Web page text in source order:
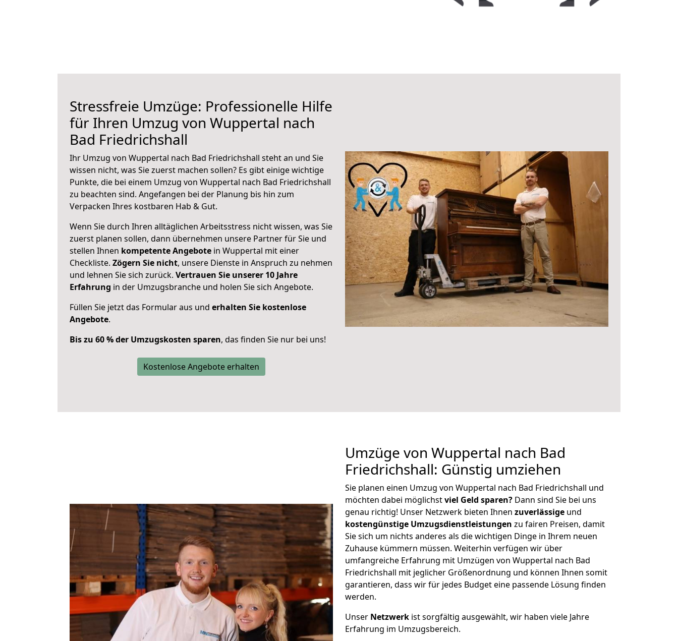
Stressfreie Umzüge: Professionelle Hilfe
für Ihren Umzug von Wuppertal nach
Bad Friedrichshall
Ihr Umzug von Wuppertal nach Bad Friedrichshall steht an und Sie
wissen nicht, was Sie zuerst machen sollen? Es gibt einige wichtige
Punkte, die bei einem Umzug von Wuppertal nach Bad Friedrichshall
zu beachten sind. Angefangen bei der Planung bis hin zum
Verpacken Ihres kostbaren Hab & Gut.
Wenn Sie durch Ihren alltäglichen Arbeitsstress nicht wissen, was Sie
zuerst planen sollen, dann übernehmen unsere Partner für Sie und
stellen Ihnen kompetente Angebote in Wuppertal mit einer
Checkliste. Zögern Sie nicht, unsere Dienste in Anspruch zu nehmen
und lehnen Sie sich zurück. Vertrauen Sie unserer 10 Jahre
Erfahrung in der Umzugsbranche und holen Sie sich Angebote.
Füllen Sie jetzt das Formular aus und erhalten Sie kostenlose
Angebote.
Bis zu 60 % der Umzugskosten sparen, das finden Sie nur bei uns!
Kostenlose Angebote erhalten
Umzüge von Wuppertal nach Bad
Friedrichshall: Günstig umziehen
Sie planen einen Umzug von Wuppertal nach Bad Friedrichshall und
möchten dabei möglichstviel Geld sparen? Dann sind Sie bei uns
genau richtig! Unser Netzwerk bieten Ihnen zuverlässige und
kostengünstige Umzugsdienstleistungen zu fairen Preisen, damit
Sie sich um nichts anderes als die wichtigen Dinge in Ihrem neuen
Zuhause kümmern müssen. Weiterhin verfügen wir über
umfangreiche Erfahrung mit Umzügen von Wuppertal nach Bad
Friedrichshall mit jeglicher Größenordnung und können Ihnen somit
garantieren, dass wir für jedes Budget eine passende Lösung finden
werden.
Unser Netzwerk ist sorgfältig ausgewählt, wir haben viele Jahre
Erfahrung im Umzugsbereich.